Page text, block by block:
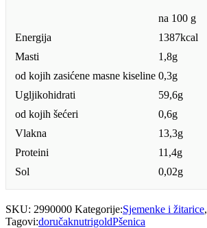
na 100 g
Energija
1387kcal
Masti
1,8g
od kojih zasićene masne kiseline 0,3g
Ugljikohidrati
59,6g
od kojih šećeri
0,6g
Vlakna
13,3g
Proteini
11,4g
Sol
0,02g
SKU: 2990000 Kategorije:Sjemenke i žitarice,
Tagovi:doručaknutrigoldPšenica